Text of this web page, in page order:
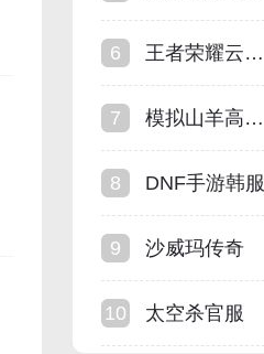
6 王者荣耀云游戏
7 模拟山羊高级版
8 DNF手游韩服
9 沙威玛传奇
10 太空杀官服